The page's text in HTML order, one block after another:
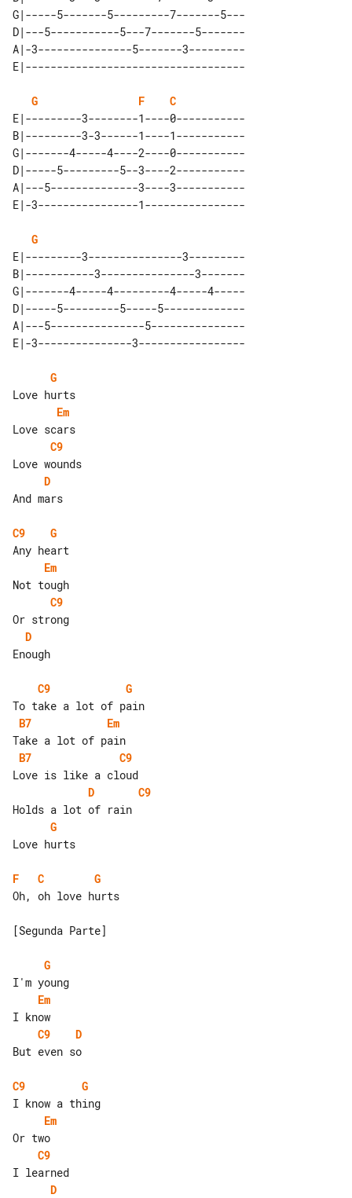
G|-----5-------5---------7-------5---
D|---5-----------5---7-------5-------
A|-3---------------5-------3---------
G F
C
E|---------3--------1----0-----------
B|---------3-3------1----1-----------
G|-------4-----4----2----0-----------
D|-----5---------5--3----2-----------
A|---5--------------3----3-----------
G
E|---------3---------------3---------
B|-----------3---------------3-------
G|-------4-----4---------4-----4-----
D|-----5---------5-----5-------------
A|---5---------------5---------------
G
Em
C9
D
And mars
C9
G
Em
C9
D
Enough
C9
G
B7
Em
B7
C9
D
C9
G
Love hurts
F C
G
Oh, oh love hurts
[Segunda Parte]
G
Em
C9
D
But even so
C9
G
Em
C9
D